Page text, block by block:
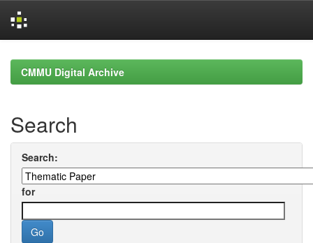
navigationCMMU Digital Archive
Search
Search:
for